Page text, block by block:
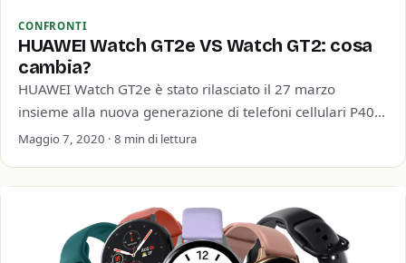
CONFRONTI
HUAWEI Watch GT2e VS Watch GT2: cosa
cambia?
HUAWEI Watch GT2e è stato rilasciato il 27 marzo
insieme alla nuova generazione di telefoni cellulari P40.
Watch GT2e, derivato da Watch…
Maggio 7, 2020 · 8 min di lettura